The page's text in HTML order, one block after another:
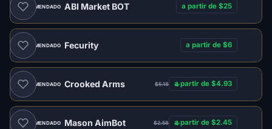
RECOMENDADO ABI Market BOT a partir de $25
RECOMENDADO Fecurity a partir de $6
RECOMENDADO Crooked Arms $5.18 a partir de $4.93
RECOMENDADO Mason AimBot $2.58 a partir de $2.45